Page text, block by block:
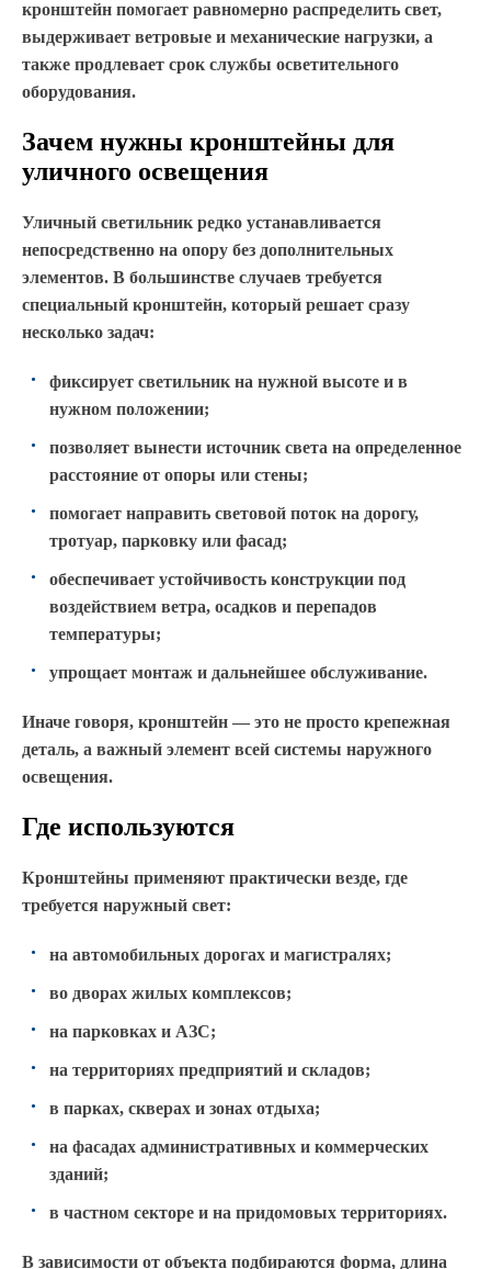
кронштейн помогает равномерно распределить свет,
выдерживает ветровые и механические нагрузки, а
также продлевает срок службы осветительного
оборудования.
Зачем нужны кронштейны для
уличного освещения
Уличный светильник редко устанавливается
непосредственно на опору без дополнительных
элементов. В большинстве случаев требуется
специальный кронштейн, который решает сразу
несколько задач:
фиксирует светильник на нужной высоте и в
нужном положении;
позволяет вынести источник света на определенное
расстояние от опоры или стены;
помогает направить световой поток на дорогу,
тротуар, парковку или фасад;
обеспечивает устойчивость конструкции под
воздействием ветра, осадков и перепадов
температуры;
упрощает монтаж и дальнейшее обслуживание.
Иначе говоря, кронштейн — это не просто крепежная
деталь, а важный элемент всей системы наружного
освещения.
Где используются
Кронштейны применяют практически везде, где
требуется наружный свет:
на автомобильных дорогах и магистралях;
во дворах жилых комплексов;
на парковках и АЗС;
на территориях предприятий и складов;
в парках, скверах и зонах отдыха;
на фасадах административных и коммерческих
зданий;
в частном секторе и на придомовых территориях.
В зависимости от объекта подбираются форма, длина